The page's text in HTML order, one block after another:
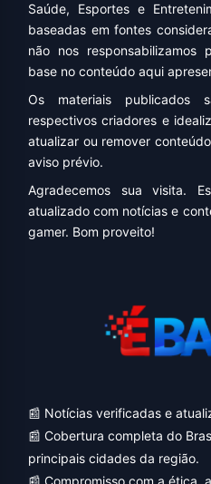
Saúde, Esportes e
baseadas em fontes
não nos responsabilizamos
base no conteúdo aqui
Os materiais
respectivos criadores e
atualizar ou remover
aviso prévio.
Agradecemos sua visita.
atualizado com notícias e
gamer. Bom proveito!
📰 Notícias verificadas e
📰 Cobertura completa do
principais cidades da região.
📰 Compromisso com a ética,